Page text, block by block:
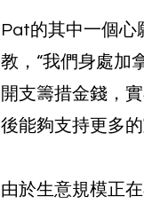
Pat的其中一個心
教，“我們身處加
開支籌措金錢，
後能夠支持更多的
由於生意規模正